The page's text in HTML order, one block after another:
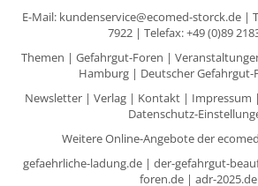
E-Mail: kundenservice@ecomed-storck.de|
7922 | Telefax: +49 (0)89
Themen | Gefahrgut-Foren |
Hamburg| Deutscher Gefahrgut-
Newsletter| Verlag| Kontakt| Impressum |
Datenschutz-
Weitere Online-Angebote der
gefaehrliche-ladung.de| der-gefahrgut-
foren.de| adr-2025.de